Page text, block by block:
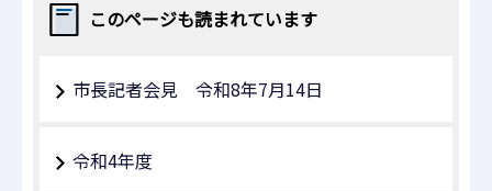
このページも読まれています
市長記者会見 令和8年7月14日
令和4年度